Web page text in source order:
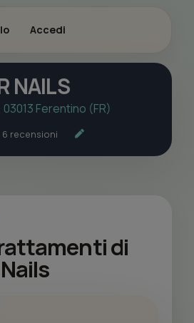
Accedi
NAILS
03013 Ferentino (FR)
6 recensioni
di